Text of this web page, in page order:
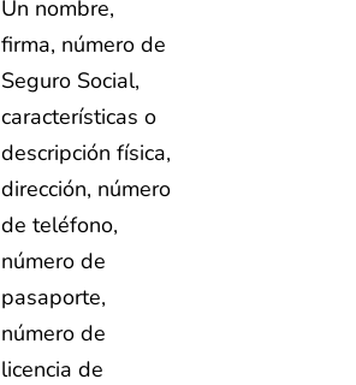
Un nombre,
firma, número de
Seguro Social,
características o
descripción física,
dirección, número
de teléfono,
número de
pasaporte,
número de
licencia de